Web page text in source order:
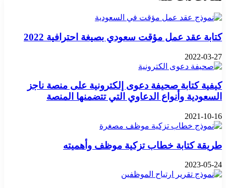
كتابة عقد عمل مؤقت سعودي بصيغة احترافية 2022
2022-03-27
كيفية كتابة صحيفة دعوى إلكترونية على منصة ناجز
السعودية وأنواع الدعاوي التي تتضمنها المنصة
2021-10-16
طريقة كتابة خطاب تزكية موظف وأهميته
2023-05-24